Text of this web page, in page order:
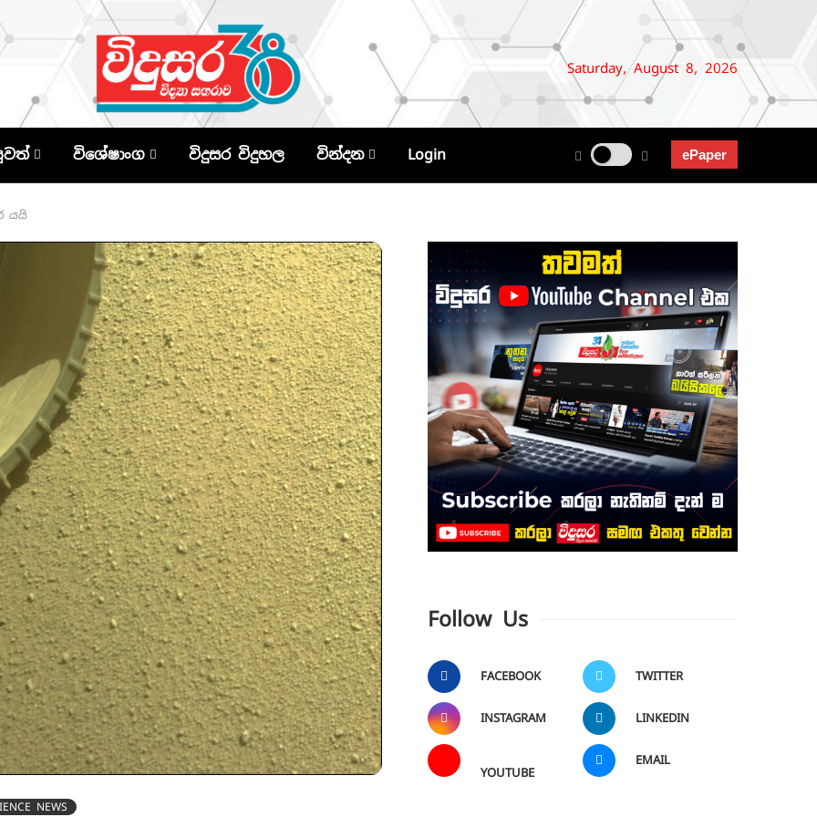
Saturday, August 8, 2026
විශේෂාංග විදුසර විදුහල වින්දන Login ePaper
යයි
NEWS
Follow Us
FACEBOOK TWITTER
INSTAGRAM LINKEDIN
YOUTUBE
EMAIL